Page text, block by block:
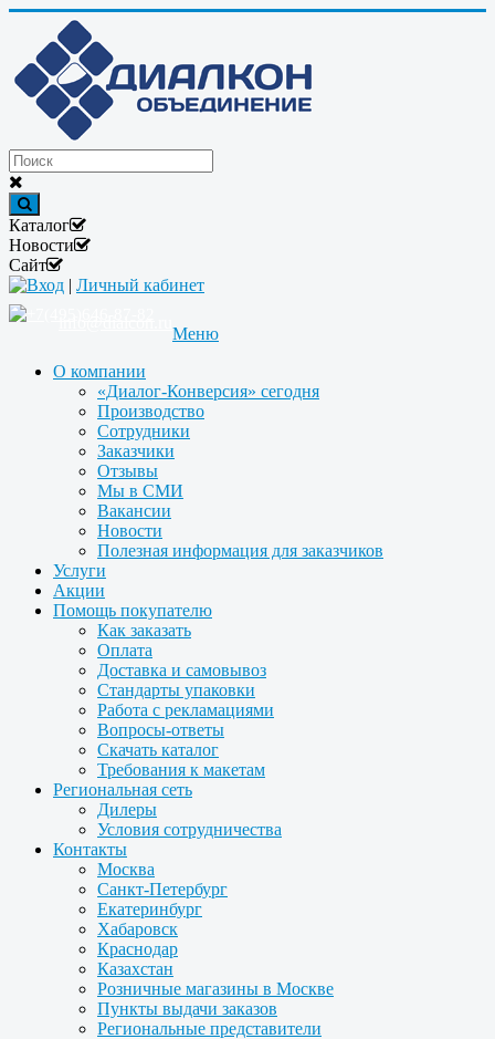
Каталог
Новости
Сайт
Вход | Личный кабинет
Меню
О компании
«Диалог-Конверсия» сегодня
Производство
Сотрудники
Заказчики
Отзывы
Мы в СМИ
Вакансии
Новости
Полезная информация для заказчиков
Услуги
Акции
Помощь покупателю
Как заказать
Оплата
Доставка и самовывоз
Стандарты упаковки
Работа с рекламациями
Вопросы-ответы
Скачать каталог
Требования к макетам
Региональная сеть
Дилеры
Условия сотрудничества
Контакты
Москва
Санкт-Петербург
Екатеринбург
Хабаровск
Краснодар
Казахстан
Розничные магазины в Москве
Пункты выдачи заказов
Региональные представители